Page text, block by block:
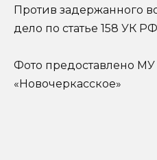
Против задержанного
дело по статье 158 УК
Фото предоставлено
«Новочеркасское»